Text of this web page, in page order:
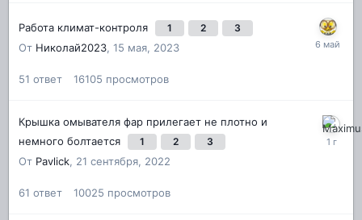
Работа климат-контроля 1 2 3
От Николай2023, 15 мая, 2023
51 ответ 16105 просмотров
Крышка омывателя фар прилегает не плотно и
немного болтается
1 2 3
От Pavlick, 21 сентября, 2022
61 ответ 10025 просмотров